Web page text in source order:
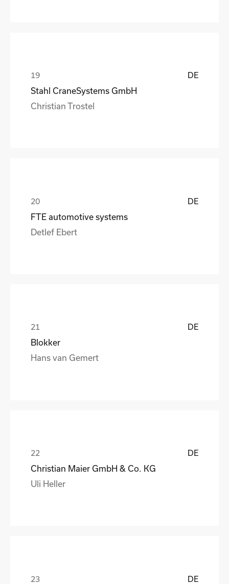
DE
Stahl CraneSystems GmbH
Christian Trostel
DE
FTE automotive systems
Detlef Ebert
DE
Blokker
Hans van Gemert
DE
Christian Maier GmbH & Co. KG
Uli Heller
DE